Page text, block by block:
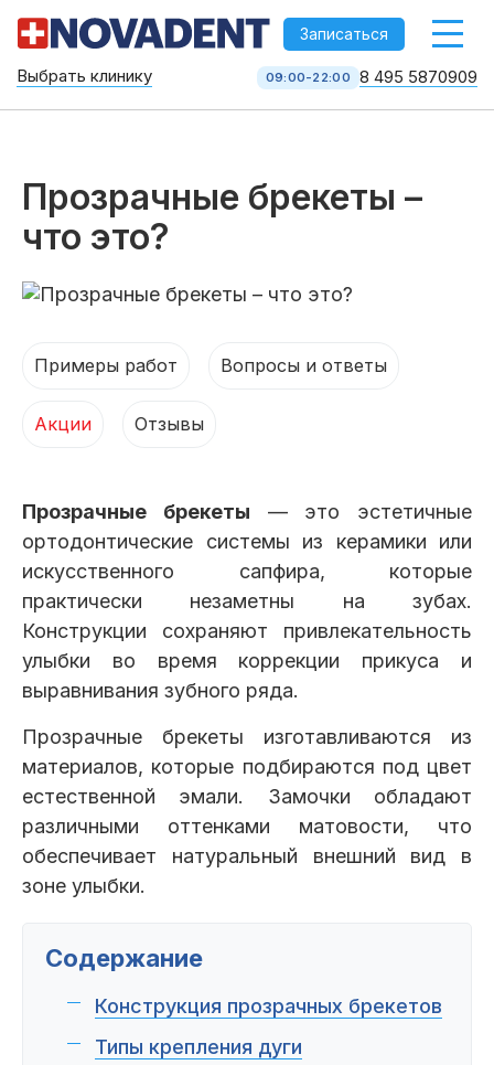
-->
Записаться
8 495 587 09 09
Услуги
Брекеты Лечение зубов Удаление
Отбеливание
Детская
стоматология
Диагностика
Все услуги (16 категорий)
Клиники
Петровско-
Разумовская
Центр доктора
Богатова
Красногорск
Химки Ленинский
Рыжова
Все клиники и франшизы (10)
Цены
Отзывы
Пациентам
Выбрать клинику 09:00-22:00 8 495 5870909
Прозрачные брекеты –
что это?
Примеры работ Вопросы и ответы
Акции Отзывы
Прозрачные брекеты — это эстетичные
ортодонтические системы из керамики или
искусственного сапфира, которые
практически незаметны на зубах.
Конструкции сохраняют привлекательность
улыбки во время коррекции прикуса и
выравнивания зубного ряда.
Прозрачные брекеты изготавливаются из
материалов, которые подбираются под цвет
естественной эмали. Замочки обладают
различными оттенками матовости, что
обеспечивает натуральный внешний вид в
зоне улыбки.
Содержание
Конструкция прозрачных брекетов
Типы крепления дуги